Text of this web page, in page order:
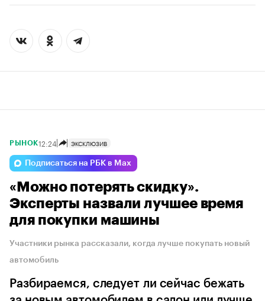
РЫНОК12:24 ЭКСКЛЮЗИВ
Подписаться на РБК в Max
«Можно потерять скидку».
Эксперты назвали лучшее время
для покупки машины
Участники рынка рассказали, когда лучше покупать новый
автомобиль
Разбираемся, следует ли сейчас бежать